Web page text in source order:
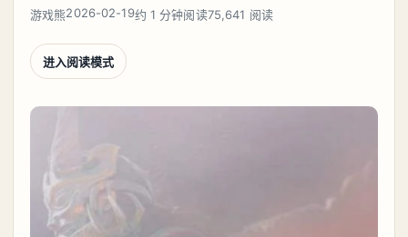
游戏熊2026-02-19约 1 分钟阅读75,641 阅读
进入阅读模式